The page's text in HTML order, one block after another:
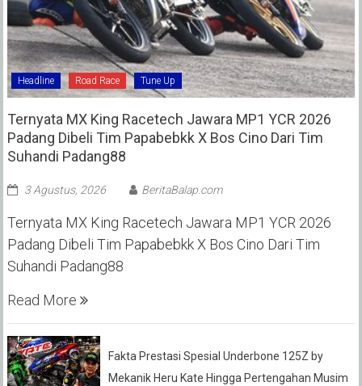
Headline Road Race Tune Up
Ternyata MX King Racetech Jawara MP1 YCR 2026
Padang Dibeli Tim Papabebkk X Bos Cino Dari Tim
Suhandi Padang88
3 Agustus, 2026 BeritaBalap.com
Ternyata MX King Racetech Jawara MP1 YCR 2026
Padang Dibeli Tim Papabebkk X Bos Cino Dari Tim
Suhandi Padang88
Read More
Fakta Prestasi Spesial Underbone 125Z by
Mekanik Heru Kate Hingga Pertengahan Musim